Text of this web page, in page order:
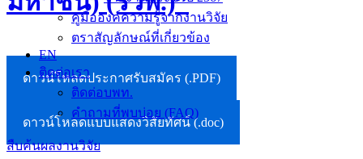
คู่มือองค์ความรู้จากงานวิจัย
ตราสัญลักษณ์ที่เกี่ยวข้อง
EN
ติดต่อเรา
ติดต่อบพท.
คำถามที่พบบ่อย (FAQ)
สืบค้นผลงานวิจัย
ดาวน์โหลดประกาศรับสมัคร (.PDF)
ดาวน์โหลดแบบแสดงวิสัยทัศน์ (.doc)